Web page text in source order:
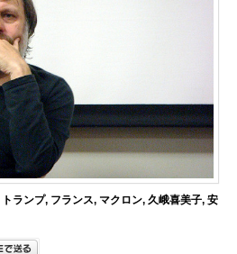
トランプ, フランス, マクロン, 久峨喜美子, 安